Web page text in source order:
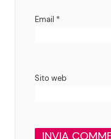
Email *
Sito web